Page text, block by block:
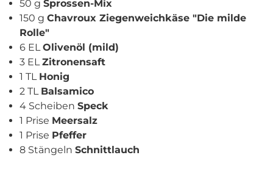
50 g Sprossen-Mix
150 g Chavroux Ziegenweichkäse "Die milde
Rolle"
6 ELOlivenöl (mild)
3 ELZitronensaft
1 TL Honig
2 TL Balsamico
4 Scheiben Speck
1 Prise Meersalz
1 Prise Pfeffer
8 Stängeln Schnittlauch